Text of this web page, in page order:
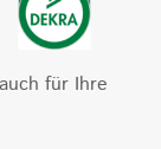
für Ihre